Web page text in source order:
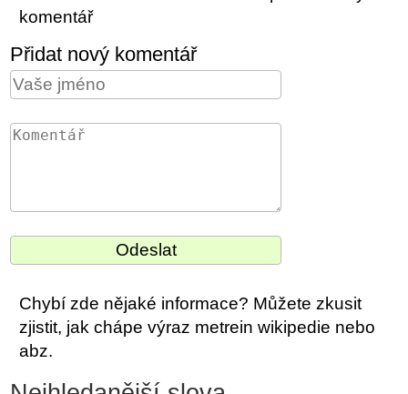
komentář
Přidat nový komentář
Chybí zde nějaké informace? Můžete zkusit
zjistit, jak chápe výraz metrein wikipedie nebo
abz.